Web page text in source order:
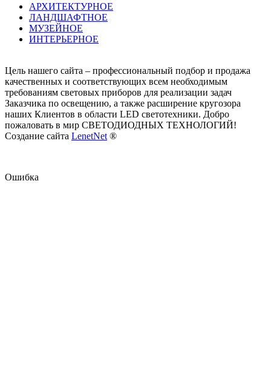
АРХИТЕКТУРНОЕ
ЛАНДШАФТНОЕ
МУЗЕЙНОЕ
ИНТЕРЬЕРНОЕ
Цель нашего сайта – профессиональный подбор и продажа
качественных и соответствующих всем необходимым
требованиям световых приборов для реализации задач
Заказчика по освещению, а также расширение кругозора
наших Клиентов в области LED светотехники. Добро
пожаловать в мир СВЕТОДИОДНЫХ ТЕХНОЛОГИЙ!
Создание сайта LenetNet ®
Ошибка